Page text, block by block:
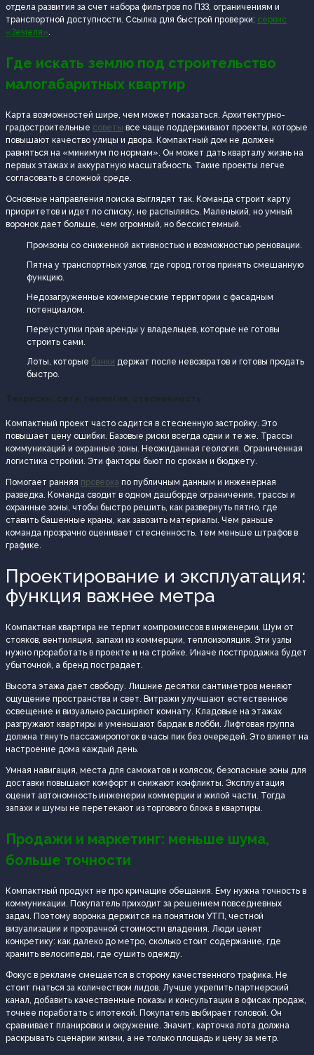
отдела развития за счет набора фильтров по ПЗЗ, ограничениям и
транспортной доступности. Ссылка для быстрой проверки: сервис
«Земеля»
Где искать землю под строительство
малогабаритных квартир
Карта возможностей шире, чем может показаться. Архитектурно-
градостроительные советы все чаще поддерживают проекты, которые
повышают качество улицы и двора. Компактный дом не должен
равняться на «минимум по нормам». Он может дать кварталу жизнь на
первых этажах и аккуратную масштабность. Такие проекты легче
согласовать в сложной среде.
Основные направления поиска выглядят так. Команда строит карту
приоритетов и идет по списку, не распыляясь. Маленький, но умный
воронок дает больше, чем огромный, но бессистемный.
Промзоны со сниженной активностью и возможностью реновации.
Пятна у транспортных узлов, где город готов принять смешанную
функцию.
Недозагруженные коммерческие территории с фасадным
потенциалом.
Переуступки прав аренды у владельцев, которые не готовы
строить сами.
Лоты, которые банки держат после невозвратов и готовы продать
быстро.
Техриски: сети, геология, стесненность
Компактный проект часто садится в стесненную застройку. Это
повышает цену ошибки. Базовые риски всегда одни и те же. Трассы
коммуникаций и охранные зоны. Неожиданная геология. Ограниченная
логистика стройки. Эти факторы бьют по срокам и бюджету.
Помогает ранняя проверка по публичным данным и инженерная
разведка. Команда сводит в одном дашборде ограничения, трассы и
охранные зоны, чтобы быстро решить, как развернуть пятно, где
ставить башенные краны, как завозить материалы. Чем раньше
команда прозрачно оценивает стесненность, тем меньше штрафов в
графике.
Проектирование и эксплуатация:
функция важнее метра
Компактная квартира не терпит компромиссов в инженерии. Шум от
стояков, вентиляция, запахи из коммерции, теплоизоляция. Эти узлы
нужно проработать в проекте и на стройке. Иначе постпродажка будет
убыточной, а бренд пострадает.
Высота этажа дает свободу. Лишние десятки сантиметров меняют
ощущение пространства и свет. Витражи улучшают естественное
освещение и визуально расширяют комнату. Кладовые на этажах
разгружают квартиры и уменьшают бардак в лобби. Лифтовая группа
должна тянуть пассажиропоток в часы пик без очередей. Это влияет на
настроение дома каждый день.
Умная навигация, места для самокатов и колясок, безопасные зоны для
доставки повышают комфорт и снижают конфликты. Эксплуатация
оценит автономность инженерии коммерции и жилой части. Тогда
запахи и шумы не перетекают из торгового блока в квартиры.
Продажи и маркетинг: меньше шума,
больше точности
Компактный продукт не про кричащие обещания. Ему нужна точность в
коммуникации. Покупатель приходит за решением повседневных
задач. Поэтому воронка держится на понятном УТП, честной
визуализации и прозрачной стоимости владения. Люди ценят
конкретику: как далеко до метро, сколько стоит содержание, где
хранить велосипеды, где сушить одежду.
Фокус в рекламе смещается в сторону качественного трафика. Не
стоит гнаться за количеством лидов. Лучше укрепить партнерский
канал, добавить качественные показы и консультации в офисах продаж,
точнее поработать с ипотекой. Покупатель выбирает головой. Он
сравнивает планировки и окружение. Значит, карточка лота должна
раскрывать сценарии жизни, а не только площадь и цену за метр.